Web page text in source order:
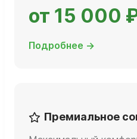
от 15 000
Подробнее →
Премиальное